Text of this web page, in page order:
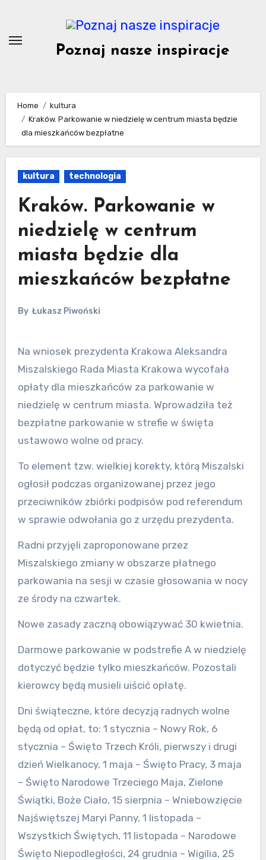
content
Poznaj nasze inspiracje
Home
kultura
Kraków. Parkowanie w niedzielę w centrum miasta będzie
dla mieszkańców bezpłatne
kultura technologia
Kraków. Parkowanie w
niedzielę w centrum
miasta będzie dla
mieszkańców bezpłatne
By Łukasz Piwoński
Na wniosek prezydenta Krakowa Aleksandra
Miszalskiego Rada Miasta Krakowa wycofała
opłaty dla mieszkańców za parkowanie w
niedzielę w centrum miasta. Wprowadziła też
bezpłatne parkowanie w strefie w święta
ustawowo wolne od pracy.
To element tzw. wielkiej korekty, którą Miszalski
ogłosił podczas organizowanej przez jego
przeciwników zbiórki podpisów pod referendum
w sprawie odwołania go z urzędu prezydenta.
Radni przyjęli zaproponowane przez
Miszalskiego zmiany w obszarze płatnego
parkowania na sesji w czasie głosowania w nocy
ze środy na czwartek.
Nowe zasady zaczną obowiązywać 30 kwietnia.
Darmowe parkowanie w podstrefie A w niedzielę
dotyczyć będzie tylko mieszkańców. Pozostali
kierowcy będą musieli uiścić opłatę.
Dni świąteczne, które decyzją radnych wolne
będą od opłat, to: 1 stycznia – Nowy Rok, 6
stycznia – Święto Trzech Króli, pierwszy i drugi
dzień Wielkanocy, 1 maja – Święto Pracy, 3 maja
– Święto Narodowe Trzeciego Maja, Zielone
Świątki, Boże Ciało, 15 sierpnia – Wniebowzięcie
Najświętszej Maryi Panny, 1 listopada –
Wszystkich Świętych, 11 listopada – Narodowe
Święto Niepodległości, 24 grudnia – Wigilia, 25